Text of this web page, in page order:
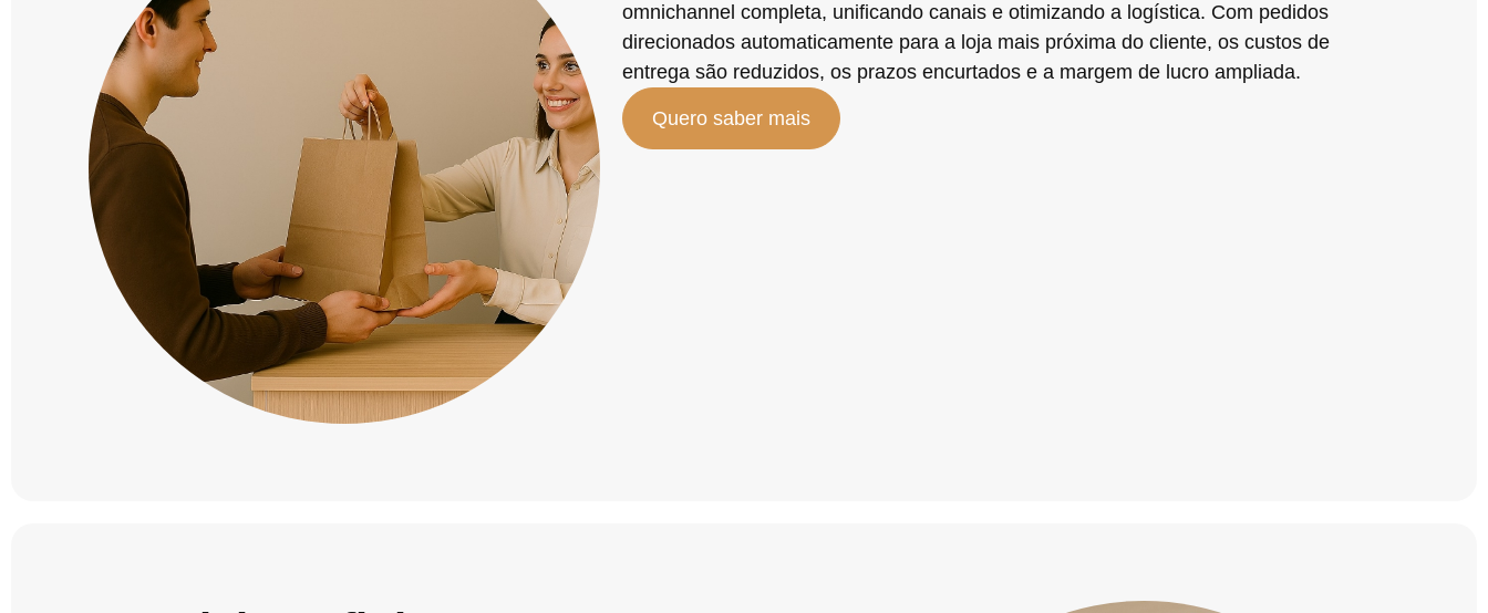
omnichannel completa, unificando canais e otimizando a logística. Com pedidos
direcionados automaticamente para a loja mais próxima do cliente, os custos de
entrega são reduzidos, os prazos encurtados e a margem de lucro ampliada.
Quero saber mais